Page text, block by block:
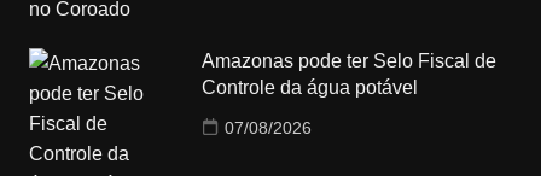
Amazonas pode ter Selo Fiscal de
Controle da água potável
07/08/2026